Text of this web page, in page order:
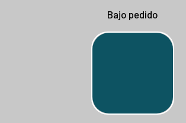
Bajo pedido